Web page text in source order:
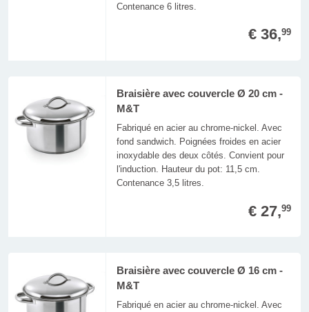
Contenance 6 litres.
€ 36,99
Braisière avec couvercle Ø 20 cm -
M&T
Fabriqué en acier au chrome-nickel. Avec
fond sandwich. Poignées froides en acier
inoxydable des deux côtés. Convient pour
l'induction. Hauteur du pot: 11,5 cm.
Contenance 3,5 litres.
€ 27,99
Braisière avec couvercle Ø 16 cm -
M&T
Fabriqué en acier au chrome-nickel. Avec